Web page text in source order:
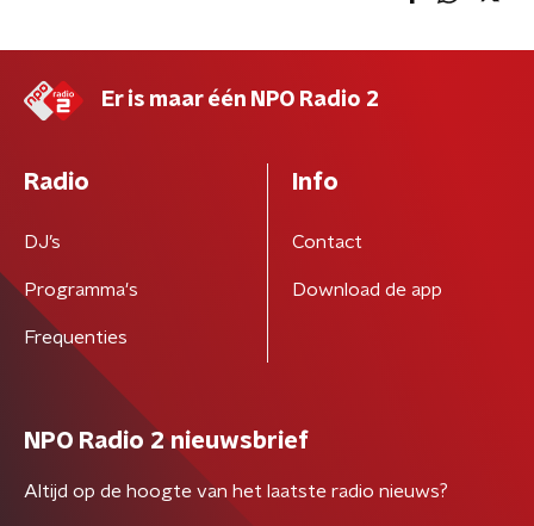
Er is maar één NPO Radio 2
Radio
DJ’s
Programma's
Frequenties
Info
Contact
Download de app
NPO Radio 2 nieuwsbrief
Altijd op de hoogte van het laatste radio nieuws?